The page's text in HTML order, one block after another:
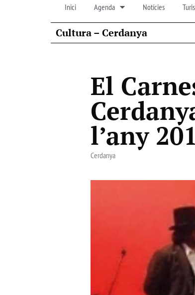
Inici Agenda Notícies
Cultura – Cerdanya
El
l’any
Cerdanya